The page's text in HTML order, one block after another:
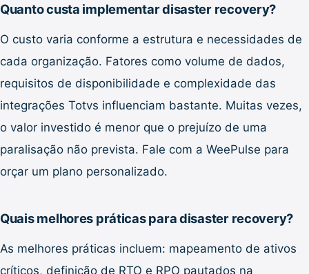
Quanto custa implementar disaster recovery?
O custo varia conforme a estrutura e necessidades de
cada organização. Fatores como volume de dados,
requisitos de disponibilidade e complexidade das
integrações Totvs influenciam bastante. Muitas vezes,
o valor investido é menor que o prejuízo de uma
paralisação não prevista. Fale com a WeePulse para
orçar um plano personalizado.
Quais melhores práticas para disaster recovery?
As melhores práticas incluem: mapeamento de ativos
críticos, definição de RTO e RPO pautados na